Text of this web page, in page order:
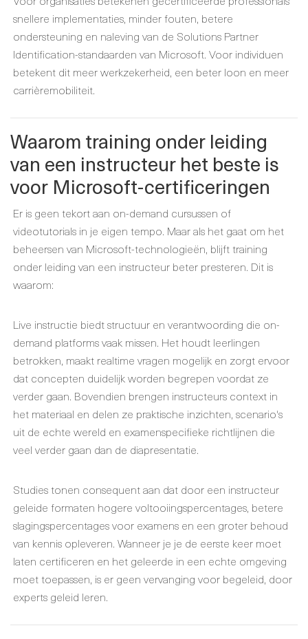
snellere implementaties, minder fouten, betere
ondersteuning en naleving van de Solutions Partner
Identification-standaarden van Microsoft. Voor individuen
betekent dit meer werkzekerheid, een beter loon en meer
carrièremobiliteit.
Waarom training onder leiding
van een instructeur het beste is
voor Microsoft-certificeringen
Er is geen tekort aan on-demand cursussen of
videotutorials in je eigen tempo. Maar als het gaat om het
beheersen van Microsoft-technologieën, blijft training
onder leiding van een instructeur beter presteren. Dit is
waarom:
Live instructie biedt structuur en verantwoording die on-
demand platforms vaak missen. Het houdt leerlingen
betrokken, maakt realtime vragen mogelijk en zorgt ervoor
dat concepten duidelijk worden begrepen voordat ze
verder gaan. Bovendien brengen instructeurs context in
het materiaal en delen ze praktische inzichten, scenario's
uit de echte wereld en examenspecifieke richtlijnen die
veel verder gaan dan de diapresentatie.
Studies tonen consequent aan dat door een instructeur
geleide formaten hogere voltooiingspercentages, betere
slagingspercentages voor examens en een groter behoud
van kennis opleveren. Wanneer je je de eerste keer moet
laten certificeren en het geleerde in een echte omgeving
moet toepassen, is er geen vervanging voor begeleid, door
experts geleid leren.